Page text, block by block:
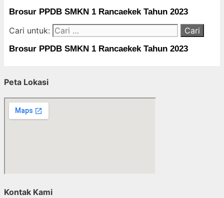
Brosur PPDB SMKN 1 Rancaekek Tahun 2023
Cari untuk:
Brosur PPDB SMKN 1 Rancaekek Tahun 2023
Peta Lokasi
Kontak Kami